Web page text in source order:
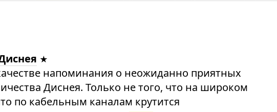
напоминания о неожиданно приятных
Диснея. Только не того, что на широком
по кабельным каналам крутится